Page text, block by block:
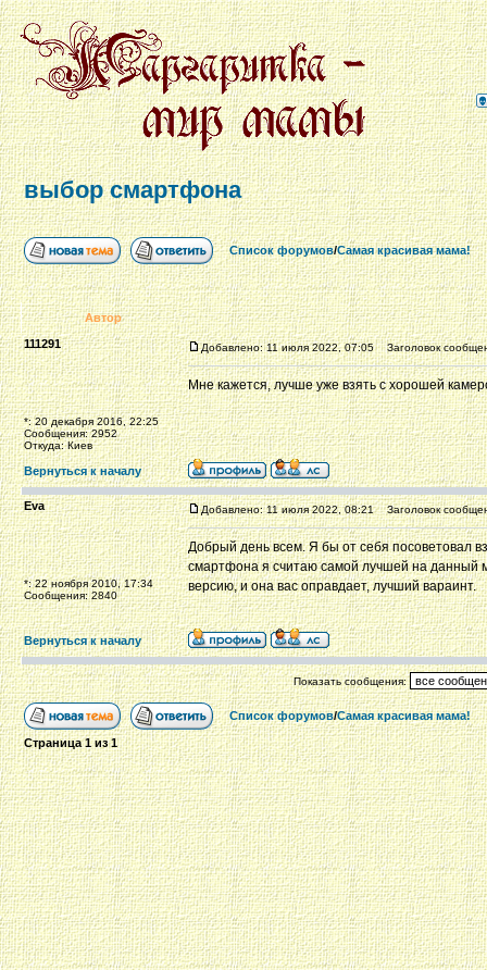
выбор смартфона
Список форумов/Самая красивая мама!
Автор
111291
*: 20 декабря 2016, 22:25
Сообщения: 2952
Откуда: Киев
Добавлено: 11 июля 2022, 07:05 Заголовок
Мне кажется, лучше уже взять с хорошей
Вернуться к началу
Eva
*: 22 ноября 2010, 17:34
Сообщения: 2840
Добавлено: 11 июля 2022, 08:21 Заголовок
Добрый день всем. Я бы от себя посоветовал
смартфона я считаю самой лучшей на данный
версию, и она вас оправдает, лучший вараинт.
Вернуться к началу
Показать сообщения:
Список форумов/Самая красивая мама!
Страница1из1